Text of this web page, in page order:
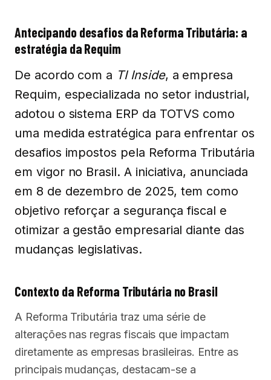
Antecipando desafios da Reforma Tributária: a
estratégia da Requim
De acordo com a TI Inside, a empresa
Requim, especializada no setor industrial,
adotou o sistema ERP da TOTVS como
uma medida estratégica para enfrentar os
desafios impostos pela Reforma Tributária
em vigor no Brasil. A iniciativa, anunciada
em 8 de dezembro de 2025, tem como
objetivo reforçar a segurança fiscal e
otimizar a gestão empresarial diante das
mudanças legislativas.
Contexto da Reforma Tributária no Brasil
A Reforma Tributária traz uma série de
alterações nas regras fiscais que impactam
diretamente as empresas brasileiras. Entre as
principais mudanças, destacam-se a